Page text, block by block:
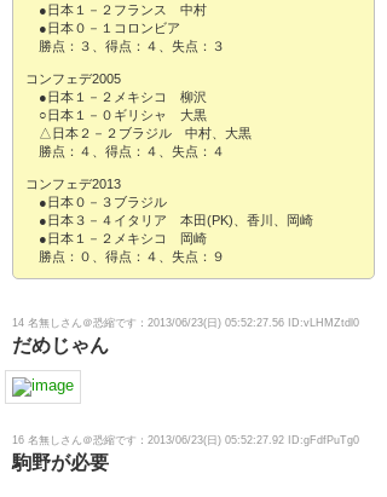
●日本１－２フランス 中村
●日本０－１コロンビア
勝点：３、得点：４、失点：３
コンフェデ2005
●日本１－２メキシコ 柳沢
○日本１－０ギリシャ 大黒
△日本２－２ブラジル 中村、大黒
勝点：４、得点：４、失点：４
コンフェデ2013
●日本０－３ブラジル
●日本３－４イタリア 本田(PK)、香川、岡崎
●日本１－２メキシコ 岡崎
勝点：０、得点：４、失点：９
14 名無しさん＠恐縮です：2013/06/23(日) 05:52:27.56 ID:vLHMZtdl0
だめじゃん
16 名無しさん＠恐縮です：2013/06/23(日) 05:52:27.92 ID:gFdfPuTg0
駒野が必要